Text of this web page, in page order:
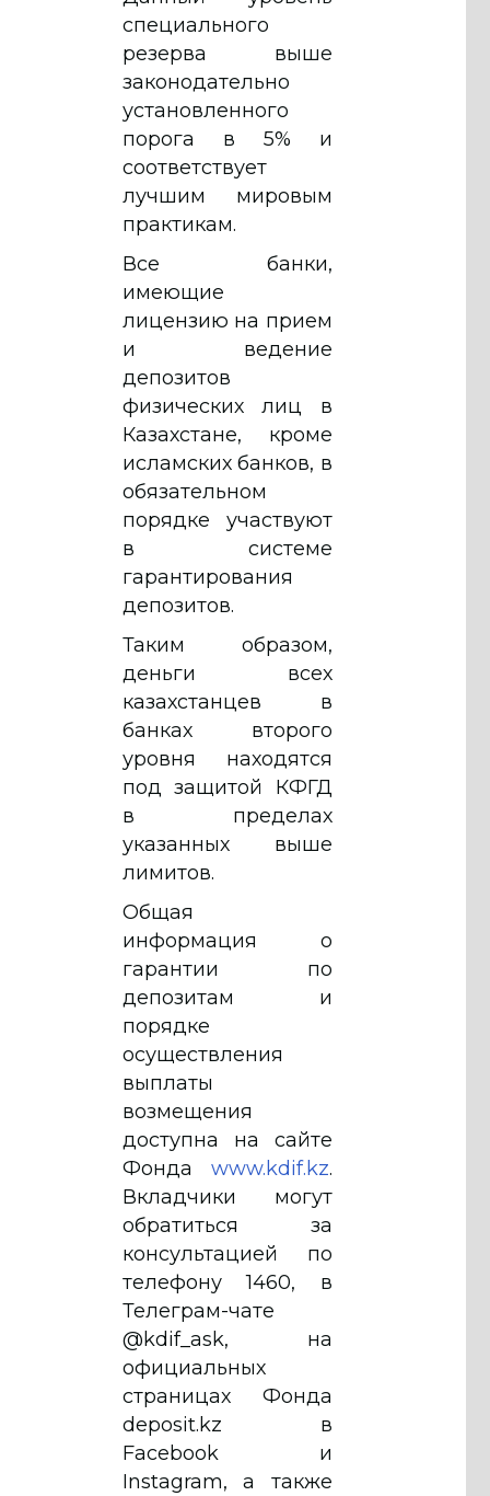
специального
резерва выше
законодательно
установленного
порога в 5% и
соответствует
лучшим мировым
практикам.
Все банки,
имеющие
лицензию на прием
и ведение
депозитов
физических лиц в
Казахстане, кроме
исламских банков, в
обязательном
порядке участвуют
в системе
гарантирования
депозитов.
Таким образом,
деньги всех
казахстанцев в
банках второго
уровня находятся
под защитой КФГД
в пределах
указанных выше
лимитов.
Общая
информация о
гарантии по
депозитам и
порядке
осуществления
выплаты
возмещения
доступна на сайте
Фонда www.kdif.kz.
Вкладчики могут
обратиться за
консультацией по
телефону 1460, в
Телеграм-чате
@kdif_ask, на
официальных
страницах Фонда
deposit.kz в
Facebook и
Instagram, а также